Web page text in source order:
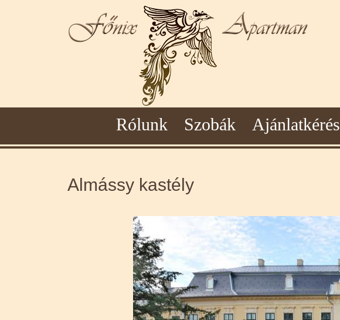
Rólunk Szobák Ajánlatkérés
Almássy kastély